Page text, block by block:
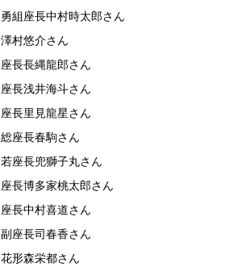
勇組座長中村時太郎さん
澤村悠介さん
座長長縄龍郎さん
座長浅井海斗さん
座長里見龍星さん
総座長春駒さん
若座長兜獅子丸さん
座長博多家桃太郎さん
座長中村喜道さん
副座長司春香さん
花形森栄都さん